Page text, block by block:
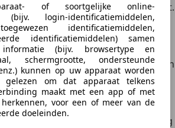
of soortgelijke online-
(bijv. login-identificatiemiddelen,
identificatiemiddelen,
identificatiemiddelen) samen
(bijv. browsertype en
schermgrootte, ondersteunde
kunnen op uw apparaat worden
gelezen om dat apparaat telkens
maakt met een app of met
voor een of meer van de
doeleinden.
weer, zoals regen, sneeuw of mist.
je banden, remmen en verlichting
banden met voldoende profiel
zijn essentieel voor je
gewoonte van om deze onderdelen
of te laten controleren.
afleiding, zoals mobiele telefoons:
is een van de grootste oorzaken
Houd je aandacht altijd bij de weg